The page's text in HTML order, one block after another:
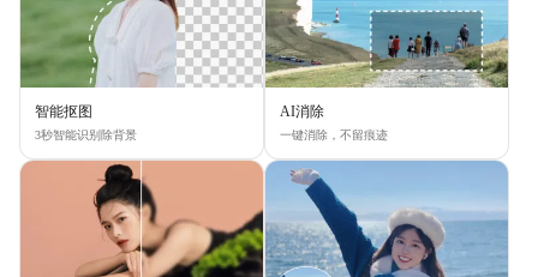
智能抠图
3秒智能识别除背景
AI消除
一键消除，不留痕迹